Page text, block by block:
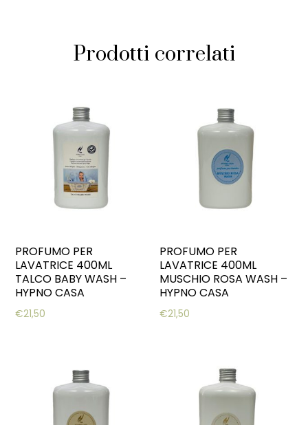
Prodotti correlati
PROFUMO PER
LAVATRICE 400ML
TALCO BABY WASH –
HYPNO CASA
€21,50
PROFUMO PER
LAVATRICE 400ML
MUSCHIO ROSA WASH –
HYPNO CASA
€21,50